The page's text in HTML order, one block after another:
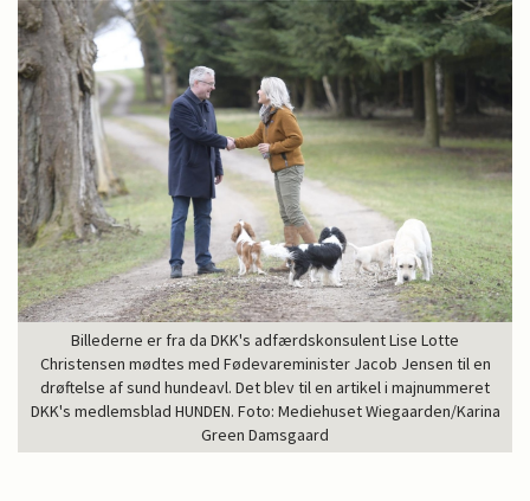
Billederne er fra da DKK's adfærdskonsulent Lise Lotte
Christensen mødtes med Fødevareminister Jacob Jensen til en
drøftelse af sund hundeavl. Det blev til en artikel i majnummeret
DKK's medlemsblad HUNDEN. Foto: Mediehuset Wiegaarden/Karina
Green Damsgaard